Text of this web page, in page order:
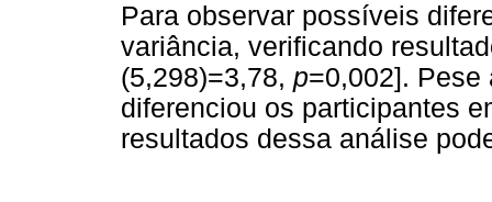
Para observar possíveis
variância, verificando
(5,298)=3,78, p=0,002].
diferenciou os participantes
resultados dessa análise